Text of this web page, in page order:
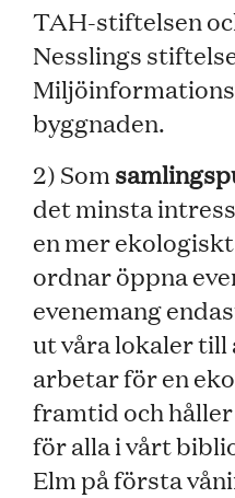
TAH-stiftelsen
Nesslings
byggnaden.
2) Som
det minsta
en mer
ordnar öppna
evenemang
ut våra lokaler
arbetar för en
framtid och
för alla i vårt
Elm på första